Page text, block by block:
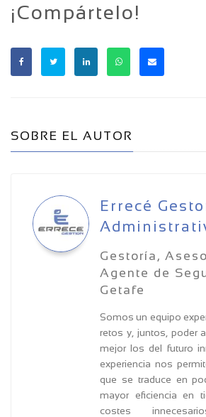
¡Compártelo!
SOBRE EL AUTOR
Errecé
Gestoría,
Agente de
Getafe
Somos un equipo
retos y, juntos, poder
mejor los del futuro
experiencia nos
que se traduce en
mayor eficiencia en
costes